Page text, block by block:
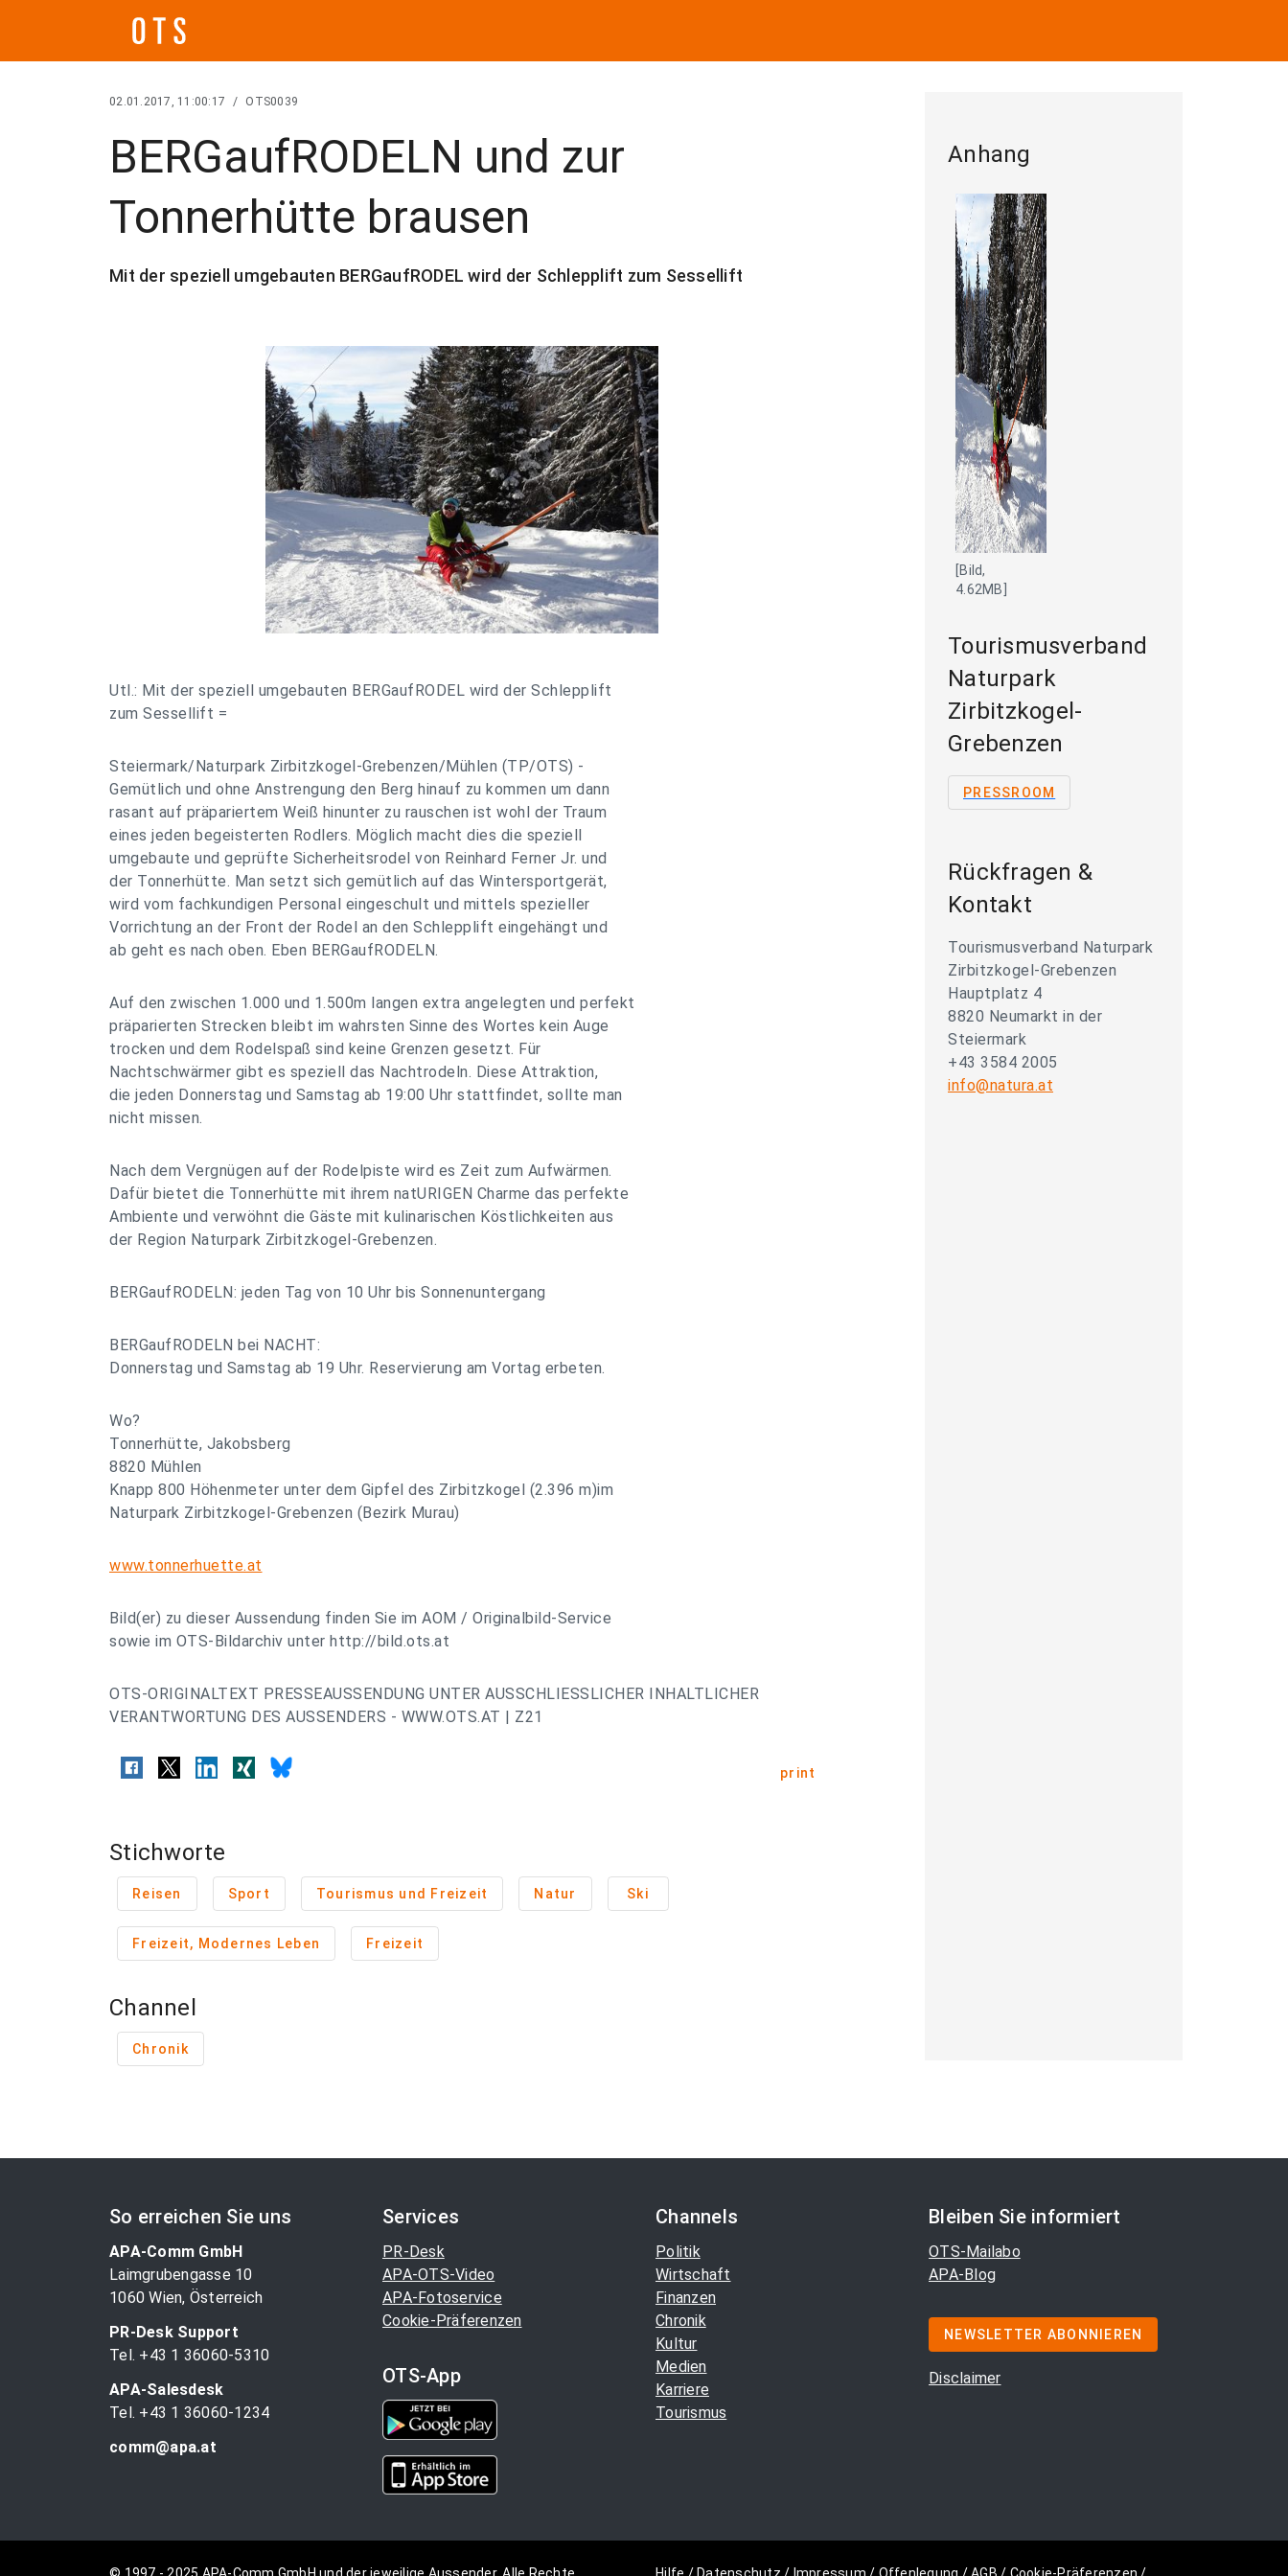
02.01.2017, 11:00:17 / OTS0039
BERGaufRODELN und zur
Tonnerhütte brausen
Mit der speziell umgebauten BERGaufRODEL wird der Schlepplift zum Sessellift
Utl.: Mit der speziell umgebauten BERGaufRODEL wird der Schlepplift
zum Sessellift =
Steiermark/Naturpark Zirbitzkogel-Grebenzen/Mühlen (TP/OTS) -
Gemütlich und ohne Anstrengung den Berg hinauf zu kommen um dann
rasant auf präpariertem Weiß hinunter zu rauschen ist wohl der Traum
eines jeden begeisterten Rodlers. Möglich macht dies die speziell
umgebaute und geprüfte Sicherheitsrodel von Reinhard Ferner Jr. und
der Tonnerhütte. Man setzt sich gemütlich auf das Wintersportgerät,
wird vom fachkundigen Personal eingeschult und mittels spezieller
Vorrichtung an der Front der Rodel an den Schlepplift eingehängt und
ab geht es nach oben. Eben BERGaufRODELN.
Auf den zwischen 1.000 und 1.500m langen extra angelegten und perfekt
präparierten Strecken bleibt im wahrsten Sinne des Wortes kein Auge
trocken und dem Rodelspaß sind keine Grenzen gesetzt. Für
Nachtschwärmer gibt es speziell das Nachtrodeln. Diese Attraktion,
die jeden Donnerstag und Samstag ab 19:00 Uhr stattfindet, sollte man
nicht missen.
Nach dem Vergnügen auf der Rodelpiste wird es Zeit zum Aufwärmen.
Dafür bietet die Tonnerhütte mit ihrem natURIGEN Charme das perfekte
Ambiente und verwöhnt die Gäste mit kulinarischen Köstlichkeiten aus
der Region Naturpark Zirbitzkogel-Grebenzen.
BERGaufRODELN: jeden Tag von 10 Uhr bis Sonnenuntergang
BERGaufRODELN bei NACHT:
Donnerstag und Samstag ab 19 Uhr. Reservierung am Vortag erbeten.
Wo?
Tonnerhütte, Jakobsberg
8820 Mühlen
Knapp 800 Höhenmeter unter dem Gipfel des Zirbitzkogel (2.396 m)im
Naturpark Zirbitzkogel-Grebenzen (Bezirk Murau)
www.tonnerhuette.at
Bild(er) zu dieser Aussendung finden Sie im AOM / Originalbild-Service
sowie im OTS-Bildarchiv unter http://bild.ots.at
OTS-ORIGINALTEXT PRESSEAUSSENDUNG UNTER AUSSCHLIESSLICHER INHALTLICHER
VERANTWORTUNG DES AUSSENDERS - WWW.OTS.AT | Z21
print
Stichworte
Reisen Sport Tourismus und Freizeit Natur Ski
Freizeit, Modernes Leben Freizeit
Channel
Chronik
Anhang
[Bild,
4.62MB]
Tourismusverband
Naturpark
Zirbitzkogel-
Grebenzen
PRESSROOM
Rückfragen &
Kontakt
Tourismusverband Naturpark
Zirbitzkogel-Grebenzen
Hauptplatz 4
8820 Neumarkt in der
Steiermark
+43 3584 2005
info@natura.at
So erreichen Sie uns
APA-Comm GmbH
Laimgrubengasse 10
1060 Wien, Österreich
PR-Desk Support
Tel. +43 1 36060-5310
APA-Salesdesk
Tel. +43 1 36060-1234
comm@apa.at
Services
PR-Desk
APA-OTS-Video
APA-Fotoservice
Cookie-Präferenzen
OTS-App
Channels
Politik
Wirtschaft
Finanzen
Chronik
Kultur
Medien
Karriere
Tourismus
Bleiben Sie informiert
OTS-Mailabo
APA-Blog
NEWSLETTER ABONNIEREN
Disclaimer